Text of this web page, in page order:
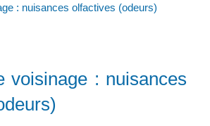
: nuisances olfactives (odeurs)
voisinage : nuisances